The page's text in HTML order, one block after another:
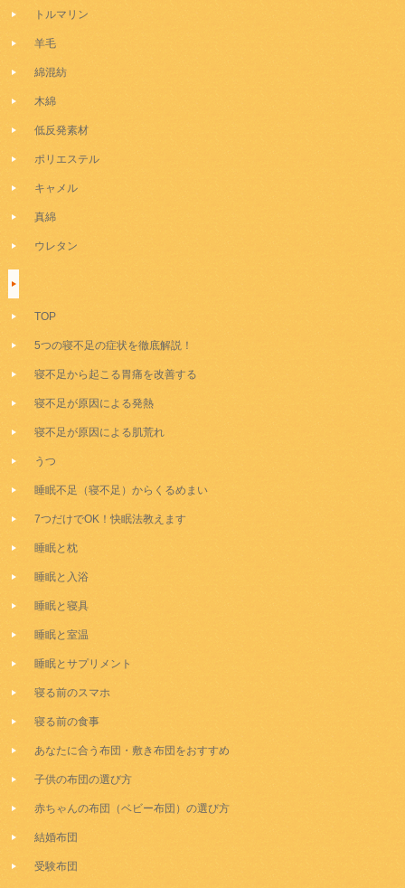
トルマリン
羊毛
綿混紡
木綿
低反発素材
ポリエステル
キャメル
真綿
ウレタン
TOP
5つの寝不足の症状を徹底解説！
寝不足から起こる胃痛を改善する
寝不足が原因による発熱
寝不足が原因による肌荒れ
うつ
睡眠不足（寝不足）からくるめまい
7つだけでOK！快眠法教えます
睡眠と枕
睡眠と入浴
睡眠と寝具
睡眠と室温
睡眠とサプリメント
寝る前のスマホ
寝る前の食事
あなたに合う布団・敷き布団をおすすめ
子供の布団の選び方
赤ちゃんの布団（ベビー布団）の選び方
結婚布団
受験布団